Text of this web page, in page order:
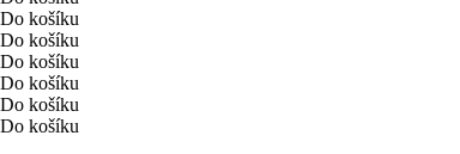
Do košíku
Do košíku
Do košíku
Do košíku
Do košíku
Do košíku